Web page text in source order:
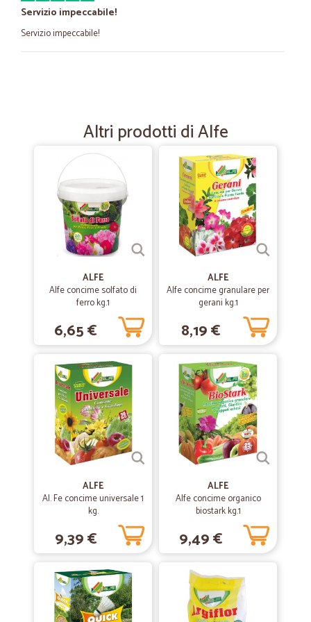
Servizio impeccabile!
Servizio impeccabile!
di cui verdura che è stata scelta con cura arrivata perfettamente
integra, formaggi e affettati confezionati con cura, nonchè yogurt con
lunga scadenza. Complimenti!!
13/09/2020
—Alexandra M.
Molto soddisfatto ,prodotti eccezionali.
Molto soddisfatto ,prodotti eccezionali.
31/07/2020
—Francesca C.
Servizio puntuale
Servizio puntuale, personale molto gentile. Tra l'altro è l'unica azienda
che serve la mia zona con la possibilita' di scegliere comodamente i
me in questo periodo non può guidare e non può portare pesi.
02/07/2020
—Maria teresa P.
Molto veloci
Molto veloci
15/01/2020
—Amos P.
Come sempre ottimo acquisto
Come sempre ottimo acquisto
—Roberto L.
complessivamente molto buona -
Altri prodotti di Alfe
ALFE
Alfe concime solfato di
ferro kg.1
6,65 €
ALFE
Alfe concime granulare per
gerani kg.1
8,19 €
ALFE
Al. Fe concime universale 1
kg.
9,39 €
ALFE
Alfe concime organico
biostark kg.1
9,49 €